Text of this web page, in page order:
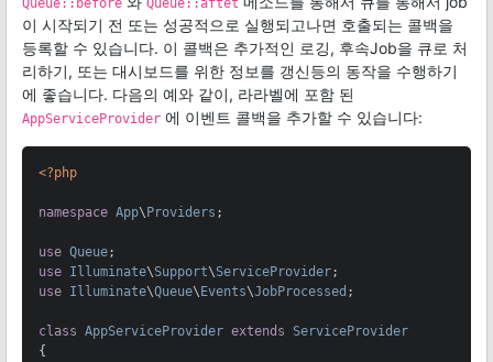
Queue::before Queue::aftet
이 시작되기 전 또는 성공적으로 실행되고나면 호출되는 콜백을
등록할 수 있습니다. 이 콜백은 추가적인 로깅, 후속Job을 큐로 처
리하기, 또는 대시보드를 위한 정보를 갱신등의 동작을 수행하기
에 좋습니다. 다음의 예와 같이, 라라벨에 포함 된
AppServiceProvider 에 이벤트 콜백을 추가할 수 있습니다:
<?php
namespace App\ Providers ;
use Queue
use Illuminate\Support\ServiceProvider
use Illuminate\Queue\ Events\JobProcessed ;
class AppServiceProvider extends
ServiceProvider
{